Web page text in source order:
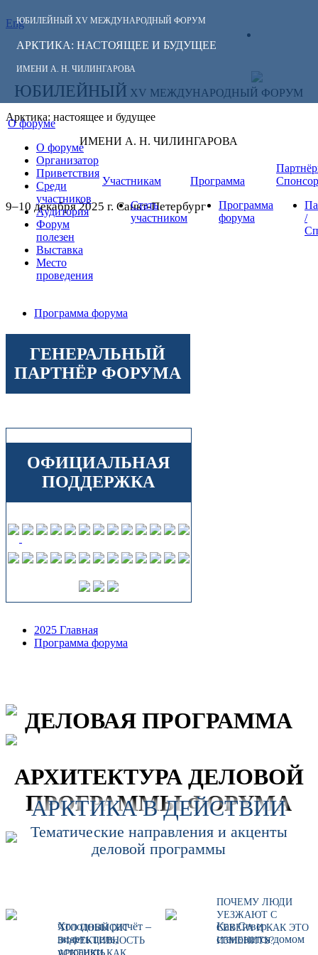
ЮБИЛЕЙНЫЙ XV МЕЖДУНАРОДНЫЙ ФОРУМ
АРКТИКА: НАСТОЯЩЕЕ И БУДУЩЕЕ
ИМЕНИ А. Н. ЧИЛИНГАРОВА
Eng
СЛЕДИТЕ ЗА
НОВОСТЯМИ
ФОРУМА:
ЮБИЛЕЙНЫЙ XV МЕЖДУНАРОДНЫЙ ФОРУМ
Арктика: настоящее и будущее
ИМЕНИ А. Н. ЧИЛИНГАРОВА
9–10 декабря 2025 г. Санкт-Петербург
О форуме
О форуме
Организатор
Приветствия
Среди
участников
Аудитория
Форум
полезен
Выставка
Место
проведения
Участникам
Стать
участником
Программа
Программа
форума
/
Программа форума
ГЕНЕРАЛЬНЫЙ
ПАРТНЁР ФОРУМА
ОФИЦИАЛЬНАЯ
ПОДДЕРЖКА
2025 Главная
Программа форума
ДЕЛОВАЯ ПРОГРАММА
АРХИТЕКТУРА ДЕЛОВОЙ
ПРОГРАММЫ ФОРУМА
АРКТИКА В ДЕЙСТВИИ
Тематические направления и акценты
деловой программы
Холодный расчёт –
видеть цель,
устранять
ЧТО ПОВЫСИТ
ЭФФЕКТИВНОСТЬ
Как Север
становится домом
ПОЧЕМУ ЛЮДИ
УЕЗЖАЮТ С
СЕВЕРА И КАК ЭТО
ИЗМЕНИТЬ?